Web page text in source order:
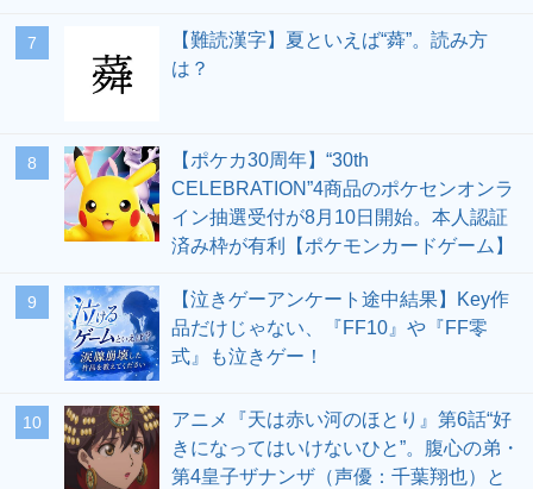
7
【難読漢字】夏といえば“蕣”。読み方
は？
8
【ポケカ30周年】“30th
CELEBRATION”4商品のポケセンオンラ
イン抽選受付が8月10日開始。本人認証
済み枠が有利【ポケモンカードゲーム】
9
【泣きゲーアンケート途中結果】Key作
品だけじゃない、『FF10』や『FF零
式』も泣きゲー！
10
アニメ『天は赤い河のほとり』第6話“好
きになってはいけないひと”。腹心の弟・
第4皇子ザナンザ（声優：千葉翔也）と